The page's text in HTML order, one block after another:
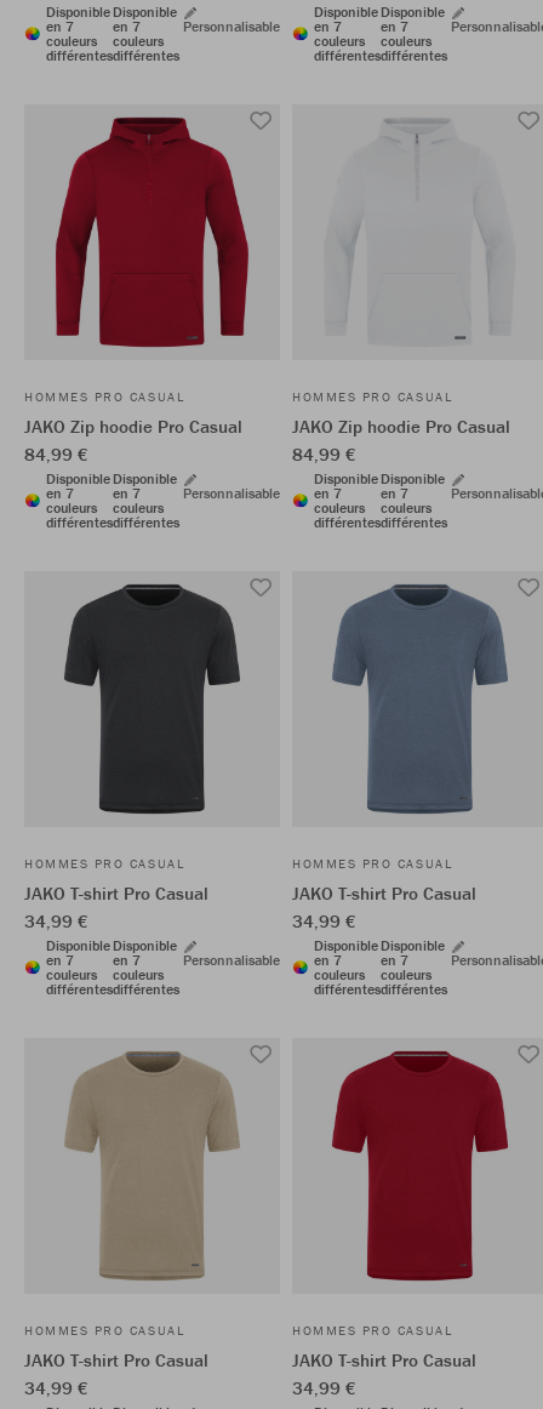
Disponible
en 7
couleurs
différentes
Disponible
en 7
couleurs
différentes
Personnalisable
Disponible
en 7
couleurs
différentes
Disponible
en 7
couleurs
différentes
HOMMES PRO CASUAL
JAKO Zip hoodie Pro Casual
84,99 €
Disponible
en 7
couleurs
différentes
Disponible
en 7
couleurs
différentes
Personnalisable
HOMMES PRO CASUAL
JAKO Zip hoodie Pro Casual
84,99 €
Disponible
en 7
couleurs
différentes
Disponible
en 7
couleurs
différentes
HOMMES PRO CASUAL
JAKO T-shirt Pro Casual
34,99 €
Disponible
en 7
couleurs
différentes
Disponible
en 7
couleurs
différentes
Personnalisable
HOMMES PRO CASUAL
JAKO T-shirt Pro Casual
34,99 €
Disponible
en 7
couleurs
différentes
Disponible
en 7
couleurs
différentes
HOMMES PRO CASUAL
JAKO T-shirt Pro Casual
34,99 €
HOMMES PRO CASUAL
JAKO T-shirt Pro Casual
34,99 €